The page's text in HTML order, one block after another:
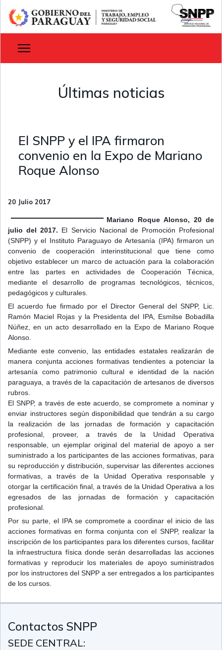
Últimas noticias
El SNPP y el IPA firmaron
convenio en la Expo de Mariano
Roque Alonso
20 Julio 2017
Mariano Roque Alonso, 20 de
julio del 2017. El Servicio Nacional de Promoción Profesional
(SNPP) y el Instituto Paraguayo de Artesanía (IPA) firmaron un
convenio de cooperación interinstitucional que tiene como
objetivo establecer un marco de actuación para la colaboración
entre las partes en actividades de Cooperación Técnica,
mediante el desarrollo de programas tecnológicos, técnicos,
pedagógicos y culturales.
El acuerdo fue firmado por el DirectorGeneral del SNPP, Lic.
Ramón Maciel Rojas y la Presidenta del IPA, Esmilse Bobadilla
Núñez, en un acto desarrollado en la Expo de Mariano Roque
Alonso.
Mediante este convenio, las entidades estatales realizarán de
manera conjunta acciones formativas tendientes a potenciar la
artesanía como patrimonio cultural e identidad de la nación
paraguaya, a través de la capacitación de artesanos de diversos
rubros.
El SNPP, a través de este acuerdo, se compromete a nominar y
enviar instructores según disponibilidad que tendrán a su cargo
la realización de las jornadas de formación y capacitación
profesional, proveer, a través de la Unidad Operativa
responsable, un ejemplar original del material de apoyo a ser
suministrado a los participantes de las acciones formativas, para
su reproducción y distribución, supervisar las diferentes acciones
formativas, a través de la Unidad Operativa responsable y
otorgar la certificación final, a través de la Unidad Operativa a los
egresados de las jornadas de formación y capacitación
profesional.
Por su parte, el IPA se compromete a coordinar el inicio de las
acciones formativas en forma conjunta con el SNPP, realizar la
inscripción de los participantes para los diferentes cursos, facilitar
la infraestructura física donde serán desarrolladas las acciones
formativas y reproducir los materiales de apoyo suministrados
por los instructores del SNPP a ser entregados a los participantes
de los cursos.
Contactos SNPP
SEDE CENTRAL: